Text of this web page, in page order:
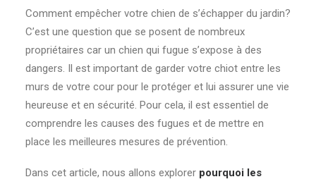
Comment empêcher votre chien de s’échapper du jardin?
C’est une question que se posent de nombreux
propriétaires car un chien qui fugue s’expose à des
dangers. Il est important de garder votre chiot entre les
murs de votre cour pour le protéger et lui assurer une vie
heureuse et en sécurité. Pour cela, il est essentiel de
comprendre les causes des fugues et de mettre en
place les meilleures mesures de prévention.
Dans cet article, nous allons explorer pourquoi les